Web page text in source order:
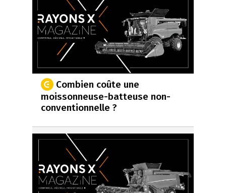
Combien coûte une
moissonneuse-batteuse non-
conventionnelle ?